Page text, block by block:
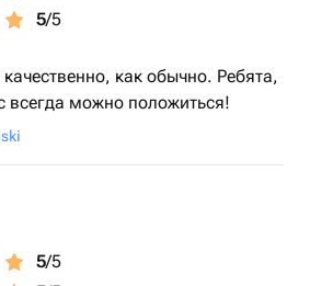
5/5
как обычно. Ребята,
всегда можно положиться!
5/5